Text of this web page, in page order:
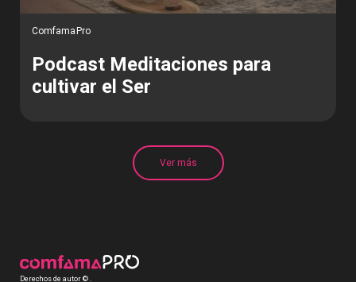
ComfamaPro
Podcast Meditaciones para
cultivar el Ser
Ver más
Derechos de autor © .